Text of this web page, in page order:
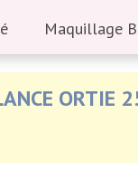
Maquillage
ORTIE